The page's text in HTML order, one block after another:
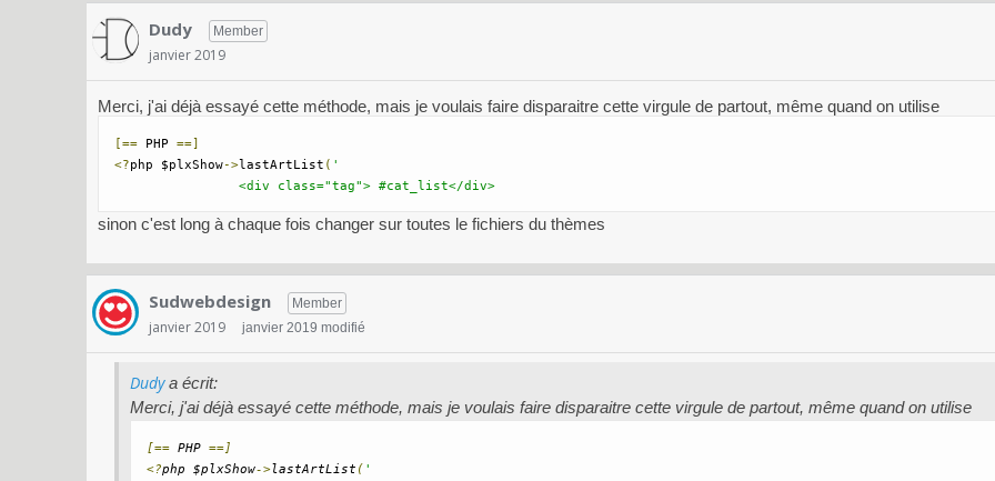
Dudy Member
janvier 2019
Merci, j'ai déjà essayé cette méthode, mais je voulais faire disparaitre cette virgule de partout, même quand on utilise
[== PHP ==]
<?php $plxShow->lastArtList ( '
                <div class="tag"> #cat_list</div>
sinon c'est long à chaque fois changer sur toutes le fichiers du thèmes
Sudwebdesign Member
janvier 2019 janvier 2019 modifié
Dudya écrit:
Merci, j'ai déjà essayé cette méthode, mais je voulais faire disparaitre cette virgule de partout, même quand on utilise
[== PHP ==]
<?php $plxShow->lastArtList ( '